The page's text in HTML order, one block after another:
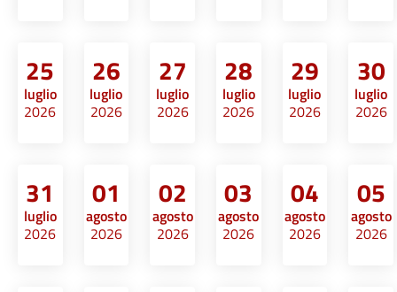
25
luglio
2026
26
luglio
2026
27
luglio
2026
28
luglio
2026
29
luglio
2026
30
luglio
2026
31
luglio
2026
01
agosto
2026
02
agosto
2026
03
agosto
2026
04
agosto
2026
05
agosto
2026